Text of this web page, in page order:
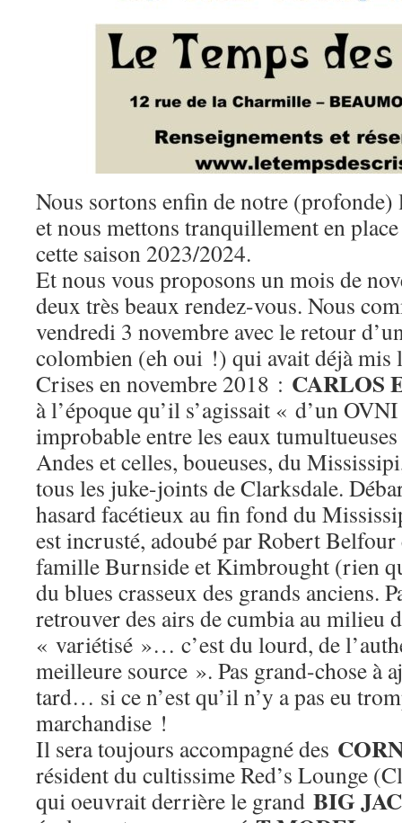
Nous sortons enfin de notre
et nous mettons tranquillement en
cette saison 2023/2024.
Et nous vous proposons un mois de
deux très beaux rendez-vous. Nous
vendredi 3 novembre avec le retour
colombien (eh oui !) qui avait déjà mis
Crises en novembre 2018 : CARLOS
à l’époque qu’il s’agissait « d’un
improbable entre les eaux
Andes et celles, boueuses, du
tous les juke-joints de Clarksdale.
hasard facétieux au fin fond du
est incrusté, adoubé par Robert Belfour
famille Burnside et Kimbrought (rien
du blues crasseux des grands anciens.
retrouver des airs de cumbia au milieu
« variétisé »… c’est du lourd, de
meilleure source ». Pas grand-chose à
tard… si ce n’est qu’il n’y a pas eu
marchandise !
Il sera toujours accompagné des
résident du cultissime Red’s Lounge
qui oeuvrait derrière le grand BIG